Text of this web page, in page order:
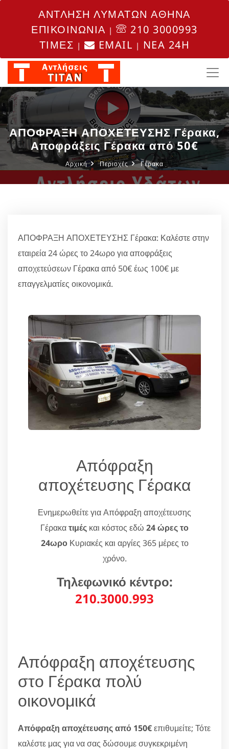
ΑΝΤΛΗΣΗ ΛΥΜΑΤΩΝ ΑΘΗΝΑ
ΕΠΙΚΟΙΝΩΝΙΑ |
210 3000993
ΤΙΜΕΣ | EMAIL | NEA 24H
ΑΠΟΦΡΑΞΗ ΑΠΟΧΕΤΕΥΣΗΣ Γέρακα,
Αποφράξεις Γέρακα από 50€
Αρχική Περιοχές Γέρακα
ΑΠΟΦΡΑΞΗ ΑΠΟΧΕΤΕΥΣΗΣ Γέρακα: Καλέστε στην
εταιρεία 24 ώρες το 24ωρο για αποφράξεις
αποχετεύσεων Γέρακα από 50€ έως 100€ με
επαγγελματίες οικονομικά.
Απόφραξη
αποχέτευσης Γέρακα
Ενημερωθείτε για Απόφραξη αποχέτευσης
Γέρακατιμές και κόστος εδώ 24 ώρες το
24ωροΚυριακές και αργίες 365 μέρες το
χρόνο.
Τηλεφωνικό κέντρο:
210.3000.993
Απόφραξη αποχέτευσης
στο Γέρακα πολύ
οικονομικά
Απόφραξη αποχέτευσης από 150€επιθυμείτε; Τότε
καλέστε μας για να σας δώσουμε συγκεκριμένη